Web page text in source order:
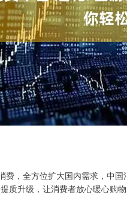
费，全方位扩大国内需求，中
质升级，让消费者放心暖心购